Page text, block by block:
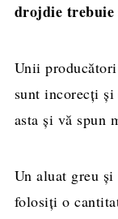
drojdie
Unii
sunt incorecți
asta și vă spun
Un aluat greu
folosiți o